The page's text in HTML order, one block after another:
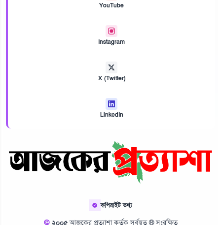
YouTube
Instagram
X (Twitter)
LinkedIn
কপিরাইট তথ্য
© ২০০৫আজকের প্রত্যাশা কর্তৃক সর্বস্বত্ব ® সংরক্ষিত